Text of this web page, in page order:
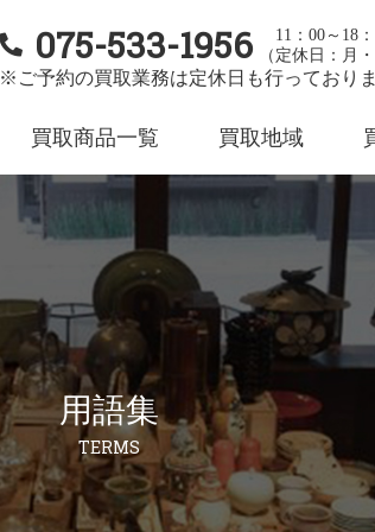
075-533-1956
11：00～18
（定休日：月
※ご予約の買取業務は定休日も行っており
買取商品一覧 買取地域
用語集
TERMS